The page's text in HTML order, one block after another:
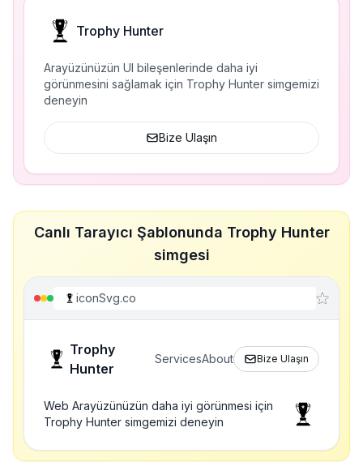
Trophy Hunter
Arayüzünüzün UI bileşenlerinde daha iyi
görünmesini sağlamak için Trophy Hunter simgemizi
deneyin
Bize Ulaşın
Canlı Tarayıcı Şablonunda Trophy Hunter
simgesi
iconSvg.co
Trophy
Hunter
ServicesAbout Bize Ulaşın
Web Arayüzünüzün daha iyi görünmesi için
Trophy Hunter simgemizi deneyin